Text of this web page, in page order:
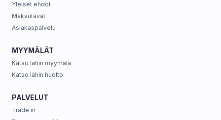
Yleiset ehdot
Maksutavat
Asiakaspalvelu
MYYMÄLÄT
Katso lähin myymälä
Katso lähin huolto
PALVELUT
Trade in